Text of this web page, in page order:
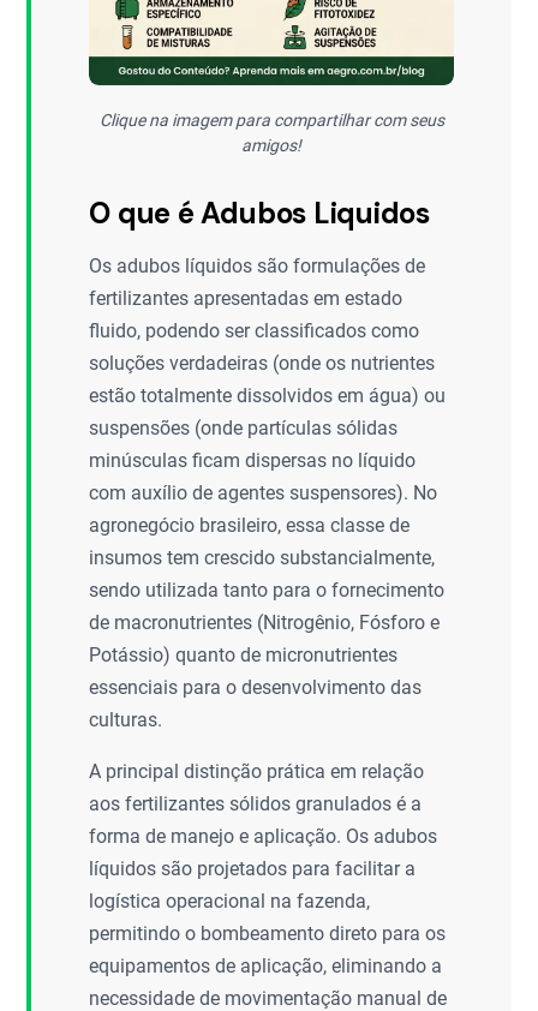
Clique na imagem para compartilhar com seus
amigos!
O que é Adubos Liquidos
Os adubos líquidos são formulações de
fertilizantes apresentadas em estado
fluido, podendo ser classificados como
soluções verdadeiras (onde os nutrientes
estão totalmente dissolvidos em água) ou
suspensões (onde partículas sólidas
minúsculas ficam dispersas no líquido
com auxílio de agentes suspensores). No
agronegócio brasileiro, essa classe de
insumos tem crescido substancialmente,
sendo utilizada tanto para o fornecimento
de macronutrientes (Nitrogênio, Fósforo e
Potássio) quanto de micronutrientes
essenciais para o desenvolvimento das
culturas.
A principal distinção prática em relação
aos fertilizantes sólidos granulados é a
forma de manejo e aplicação. Os adubos
líquidos são projetados para facilitar a
logística operacional na fazenda,
permitindo o bombeamento direto para os
equipamentos de aplicação, eliminando a
necessidade de movimentação manual de